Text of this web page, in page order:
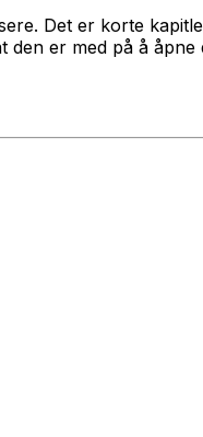
Det er korte
er med på å